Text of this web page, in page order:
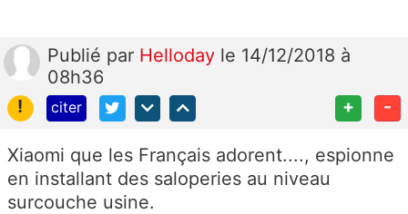
Publié par Helloday le 14/12/2018 à
08h36
!
citer + -
Xiaomi que les Français adorent...., espionne
en installant des saloperies au niveau
surcouche usine.